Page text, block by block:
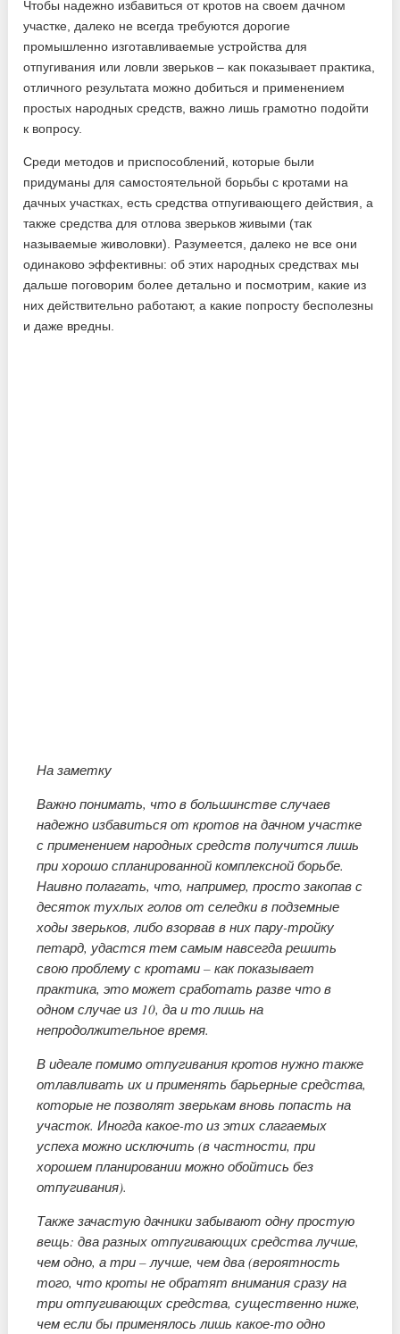
Чтобы надежно избавиться от кротов на своем дачном
участке, далеко не всегда требуются дорогие
промышленно изготавливаемые устройства для
отпугивания или ловли зверьков – как показывает практика,
отличного результата можно добиться и применением
простых народных средств, важно лишь грамотно подойти
к вопросу.
Среди методов и приспособлений, которые были
придуманы для самостоятельной борьбы с кротами на
дачных участках, есть средства отпугивающего действия, а
также средства для отлова зверьков живыми (так
называемые живоловки). Разумеется, далеко не все они
одинаково эффективны: об этих народных средствах мы
дальше поговорим более детально и посмотрим, какие из
них действительно работают, а какие попросту бесполезны
и даже вредны.
На заметку
Важно понимать, что в большинстве случаев
надежно избавиться от кротов на дачном участке
с применением народных средств получится лишь
при хорошо спланированной комплексной борьбе.
Наивно полагать, что, например, просто закопав с
десяток тухлых голов от селедки в подземные
ходы зверьков, либо взорвав в них пару-тройку
петард, удастся тем самым навсегда решить
свою проблему с кротами – как показывает
практика, это может сработать разве что в
одном случае из 10, да и то лишь на
непродолжительное время.
В идеале помимо отпугивания кротов нужно также
отлавливать их и применять барьерные средства,
которые не позволят зверькам вновь попасть на
участок. Иногда какое-то из этих слагаемых
успеха можно исключить (в частности, при
хорошем планировании можно обойтись без
отпугивания).
Также зачастую дачники забывают одну простую
вещь: два разных отпугивающих средства лучше,
чем одно, а три – лучше, чем два (вероятность
того, что кроты не обратят внимания сразу на
три отпугивающих средства, существенно ниже,
чем если бы применялось лишь какое-то одно